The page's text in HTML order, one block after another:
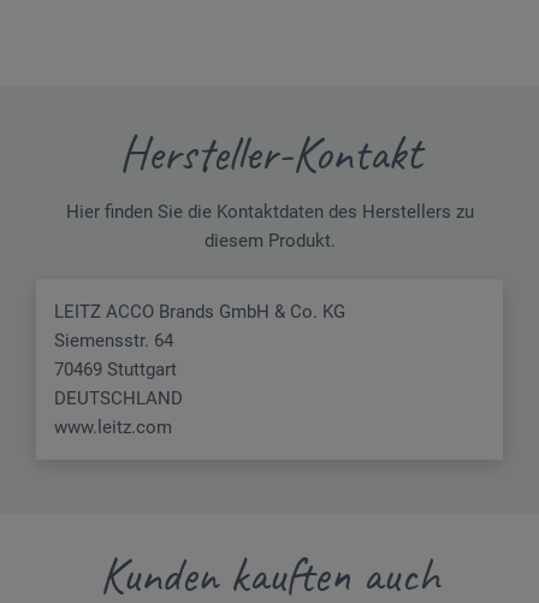
Hersteller-Kontakt
Hier finden Sie die Kontaktdaten des Herstellers zu
diesem Produkt.
LEITZ ACCO Brands GmbH & Co. KG
Siemensstr. 64
70469 Stuttgart
DEUTSCHLAND
www.leitz.com
Kunden kauften auch